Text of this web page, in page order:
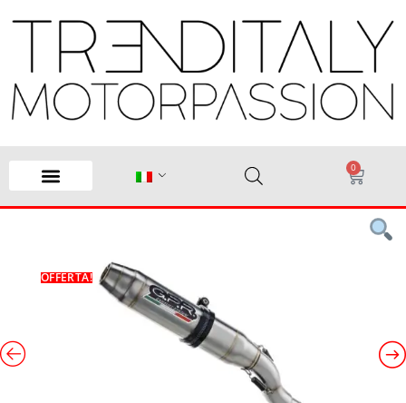
0
OFFERTA!